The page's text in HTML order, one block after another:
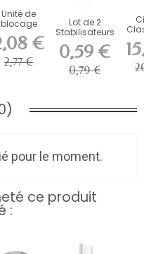
Unité de
blocage
pour tige 4
X 4 mm (
Pour...
€
2,77 €
Lot de 2
Stabilisateurs
en Mousse
Adhésive...
0,59 €
0,79 €
pour le moment.
ce produit
: